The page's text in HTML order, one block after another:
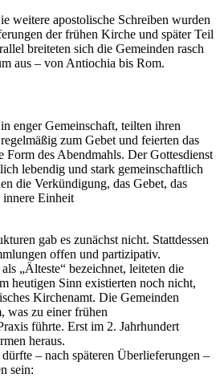
weitere apostolische Schreiben wurden
der frühen Kirche und später Teil
breiteten sich die Gemeinden rasch
aus – von Antiochia bis Rom.
enger Gemeinschaft, teilten ihren
zum Gebet und feierten das
Form des Abendmahls. Der Gottesdienst
lebendig und stark gemeinschaftlich
die Verkündigung, das Gebet, das
innere Einheit
gab es zunächst nicht. Stattdessen
offen und partizipativ.
„Älteste“ bezeichnet, leiteten die
heutigen Sinn existierten noch nicht,
Kirchenamt. Die Gemeinden
was zu einer frühen
führte. Erst im 2. Jahrhundert
heraus.
– nach späteren Überlieferungen –
sein: